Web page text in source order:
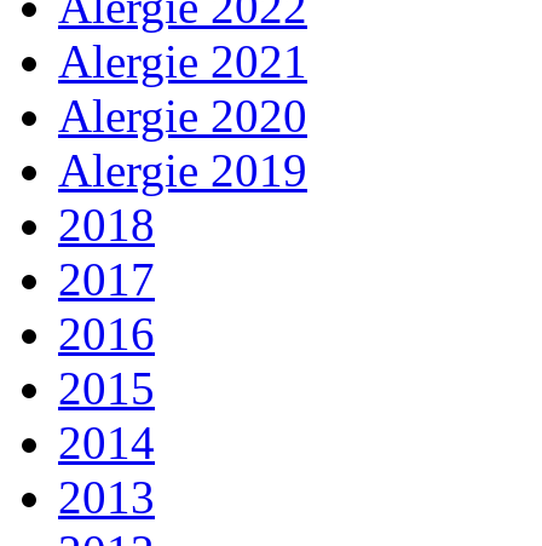
Alergie 2021
Alergie 2020
Alergie 2019
2018
2017
2016
2015
2014
2013